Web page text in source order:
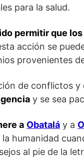
para la salud.
permitir que
acción se
provenientes
de conflictos
y se sea
a Obatalá y a
humanidad
al pie de la